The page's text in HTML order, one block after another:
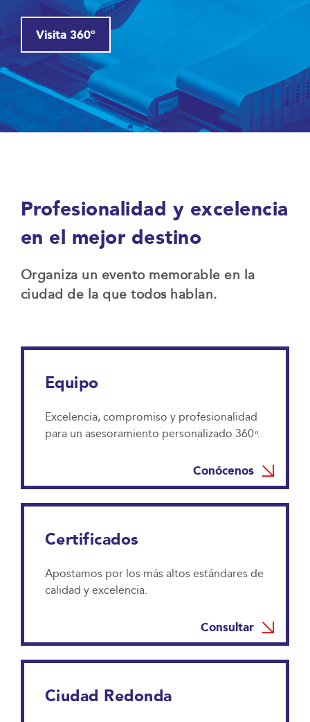
Visita 360º
Profesionalidad y excelencia
en el mejor destino
Organiza un evento memorable en la
ciudad de la que todos hablan.
Equipo
Excelencia, compromiso y profesionalidad
para un asesoramiento personalizado 360 ͦ.
Conócenos
Certificados
Apostamos por los más altos estándares de
calidad y excelencia.
Consultar
Ciudad Redonda